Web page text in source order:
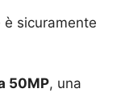
sicuramente
50MP, una